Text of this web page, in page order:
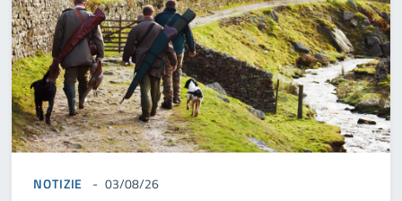
NOTIZIE 03/08/26